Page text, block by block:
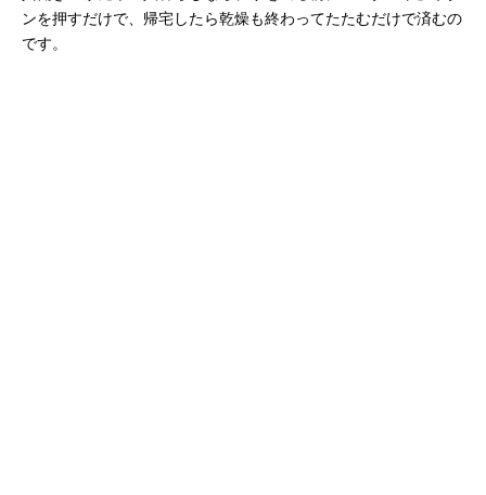
ンを押すだけで、帰宅したら乾燥も終わってたたむだけで済むの
です。